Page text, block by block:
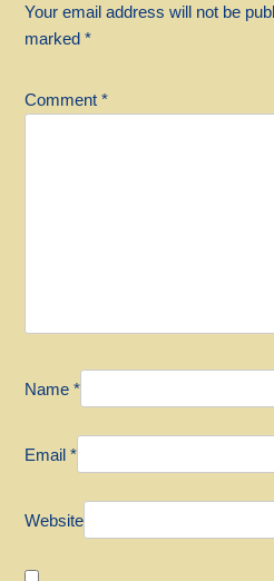
Your email address will not be
marked*
Comment*
Name*
Email*
Website